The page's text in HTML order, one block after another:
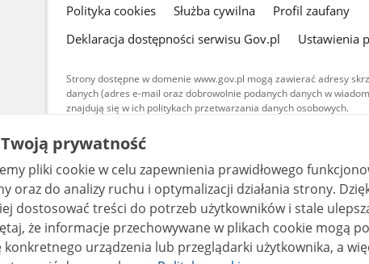
gov.pl
Polityka cookies Służba cywilna Profil zaufany
Deklaracja dostępności serwisu Gov.pl
Ustawienia
Strony dostępne w domenie www.gov.pl mogą zawierać adresy
danych (adres e-mail oraz dobrowolnie podanych danych w
znajdują się w ich politykach przetwarzania danych osobowych.
Treści tekstowe publikowane w serwisie (z
udostępniane na licencji typu Creative Commons:
warunkach 4.0 (CC BY-SA 4.0). Materiały
są udostępniane na licencji typu Creative Commons:
bez utworów zależnych 4.0 (CC BY-NC-ND 4.0), o ile
prywatność
pliki cookie w celu zapewnienia prawidłowego
do analizy ruchu i optymalizacji działania strony. Dzięki nim
dostosować treści do potrzeb użytkowników i stale
konkretnego urządzenia lub przeglądarki użytkownika, a